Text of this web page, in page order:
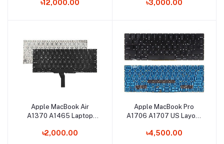
৳12,000.00
Late 2011 Mid 2012
৳3,000.00
Add to cart
Apple MacBook Air
A1370 A1465 Laptop
৳2,000.00
Add to cart
Apple MacBook Pro
A1706 A1707 US Layout
৳4,500.00